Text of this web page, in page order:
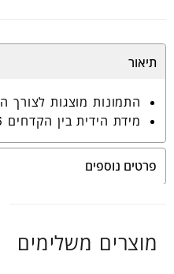
תיאור
התמונות מוצגות לצורך
מידת הידית בין הקדחים 1056 מ”מ.
פרטים נוספים
מוצרים משלימים